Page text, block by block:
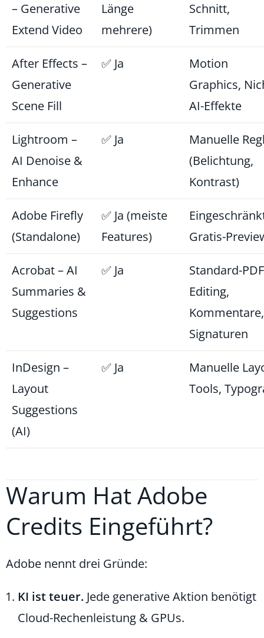
– Generative
Extend Video
Länge
mehrere)
Schnitt,
Trimmen
After Effects –
Generative
Scene Fill
✅ Ja
Motion
Graphics,
AI-Effekte
Lightroom –
AI Denoise &
Enhance
✅ Ja
Manuelle
(Belichtung,
Kontrast)
Adobe Firefly
(Standalone)
✅ Ja (meiste
Features)
Gratis-
Acrobat – AI
Summaries &
Suggestions
✅ Ja
Standard-
Editing,
Kommentare,
Signaturen
InDesign –
Layout
Suggestions
(AI)
✅ Ja
Manuelle
Tools,
Warum Hat Adobe
Credits Eingeführt?
Adobe nennt drei Gründe:
KI ist teuer. Jede generative Aktion benötigt
Cloud-Rechenleistung & GPUs.